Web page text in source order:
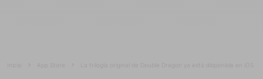
App Store La trilogía original de Double Dragon ya está disponible en iOS